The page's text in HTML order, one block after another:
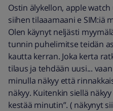
Ostin älykellon, apple
siihen tilaaamaani e SIM:iä
Olen käynyt neljästi
tunnin puhelimitse teidän
kautta kerran. Joka kerta
tilaus ja tehdään uusi...
minulla näkyy että
näkyy. Kuitenkin siellä
kestää minutin”. ( näkynyt